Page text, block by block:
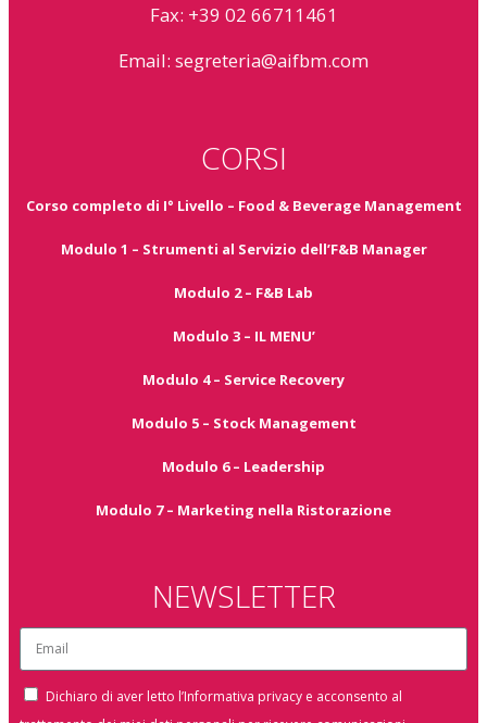
Fax: +39 02 66711461
Email: segreteria@aifbm.com
CORSI
Corso completo di I° Livello – Food & Beverage Management
Modulo 1 – Strumenti al Servizio dell’F&B Manager
Modulo 2 – F&B Lab
Modulo 3 – IL MENU’
Modulo 4 – Service Recovery
Modulo 5 – Stock Management
Modulo 6 – Leadership
Modulo 7 – Marketing nella Ristorazione
NEWSLETTER
Dichiaro di aver letto l’Informativa privacy e acconsento al